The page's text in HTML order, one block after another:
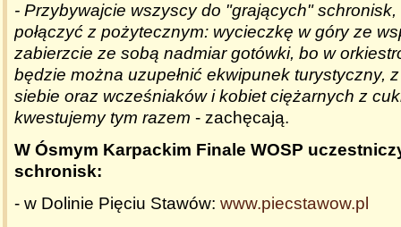
- Przybywajcie wszyscy do "grających"
połączyć z pożytecznym: wycieczkę w góry ze
zabierzcie ze sobą nadmiar gotówki, bo w
będzie można uzupełnić ekwipunek turystyczny,
siebie oraz wcześniaków i kobiet ciężarnych z
kwestujemy tym razem - zachęcają.
W Ósmym Karpackim Finale WOSP
schronisk:
- w Dolinie Pięciu Stawów: www.piecstawow.pl